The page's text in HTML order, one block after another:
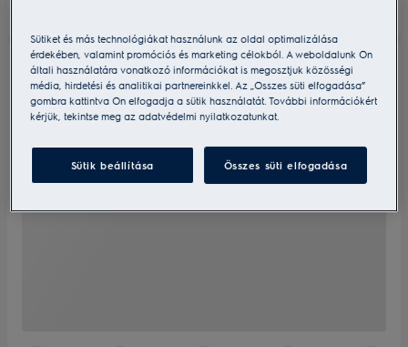
Sütiket és más technológiákat használunk az oldal optimalizálása
érdekében, valamint promóciós és marketing célokból. A weboldalunk Ön
általi használatára vonatkozó információkat is megosztjuk közösségi
média, hirdetési és analitikai partnereinkkel. Az „Összes süti elfogadása”
gombra kattintva Ön elfogadja a sütik használatát. További információkért
kérjük, tekintse meg az adatvédelmi nyilatkozatunkat.
Sütik beállítása Összes süti elfogadása